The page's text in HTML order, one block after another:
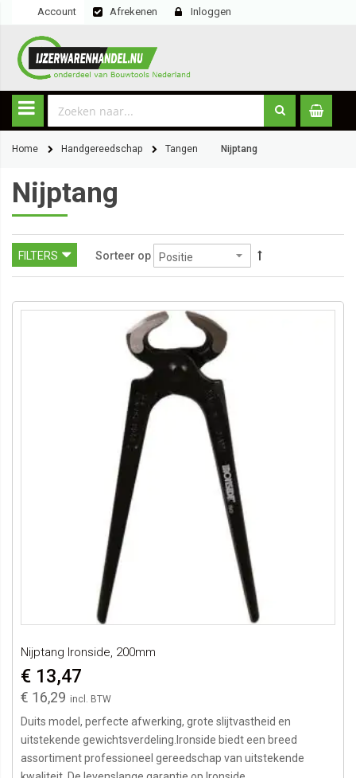
Account Afrekenen Inloggen
Home Handgereedschap Tangen Nijptang
Nijptang
FILTERS Sorteer op
Nijptang Ironside, 200mm
€ 16,29
€ 13,47
Duits model, perfecte afwerking, grote slijtvastheid en
uitstekende gewichtsverdeling.Ironside biedt een breed
assortiment professioneel gereedschap van uitstekende